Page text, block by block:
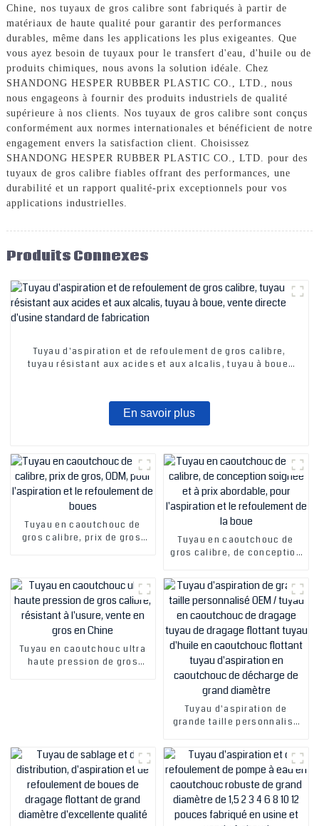
Chine, nos tuyaux de gros calibre sont fabriqués à partir de
matériaux de haute qualité pour garantir des performances
durables, même dans les applications les plus exigeantes. Que
vous ayez besoin de tuyaux pour le transfert d'eau, d'huile ou de
produits chimiques, nous avons la solution idéale. Chez
SHANDONG HESPER RUBBER PLASTIC CO., LTD., nous
nous engageons à fournir des produits industriels de qualité
supérieure à nos clients. Nos tuyaux de gros calibre sont conçus
conformément aux normes internationales et bénéficient de notre
engagement envers la satisfaction client. Choisissez
SHANDONG HESPER RUBBER PLASTIC CO., LTD. pour des
tuyaux de gros calibre fiables offrant des performances, une
durabilité et un rapport qualité-prix exceptionnels pour vos
applications industrielles.
Produits Connexes
Tuyau d'aspiration et de refoulement de gros calibre,
tuyau résistant aux acides et aux alcalis, tuyau à boue,
En savoir plus
Tuyau en caoutchouc de
gros calibre, prix de gros,
Tuyau en caoutchouc de
gros calibre, de conception
pour l'aspiration et le
refoulement de la boue
Tuyau en caoutchouc ultra
haute pression de gros
Tuyau d'aspiration de
grande taille personnalisé
de dragage tuyau de
dragage flottant tuyau
d'huile en caoutchouc
flottant tuyau d'aspiration
en caoutchouc de décharge
de grand diamètre